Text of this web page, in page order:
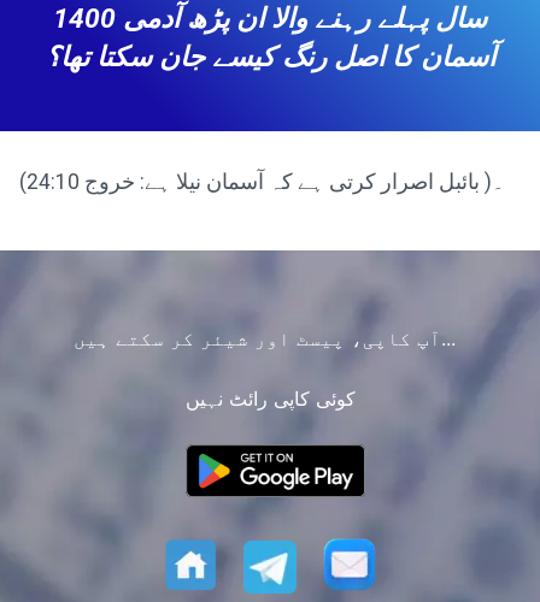
1400 سال پہلے رہنے والا ان پڑھ آدمی
آسمان کا اصل رنگ کیسے جان سکتا تھا؟
آپ کاپی، پیسٹ اور شیئر کر سکتے ہیں...
کوئی کاپی رائٹ نہیں